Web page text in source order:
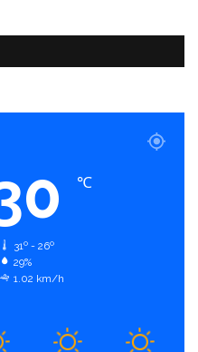
℃
31º - 26º
29%
1.02 km/h